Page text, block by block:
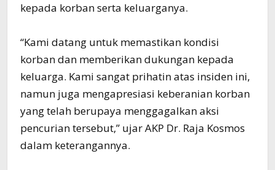
kepada korban serta keluarganya.
“Kami datang untuk memastikan kondisi
korban dan memberikan dukungan kepada
keluarga. Kami sangat prihatin atas insiden ini,
namun juga mengapresiasi keberanian korban
yang telah berupaya menggagalkan aksi
pencurian tersebut,” ujar AKP Dr. Raja Kosmos
dalam keterangannya.